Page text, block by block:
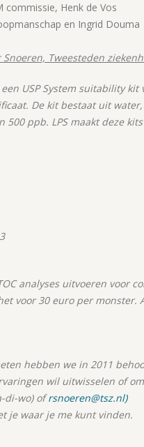
commissie, Henk de Vos
en Ingrid Douma
Tweesteden
USP System suitability
De kit bestaat uit
ppb. LPS maakt deze
analyses uitvoeren voor
voor 30 euro per
hebben we in 2011
wil uitwisselen of
di-wo) ofrsnoeren@tsz.nl)
je waar je me kunt vinden.